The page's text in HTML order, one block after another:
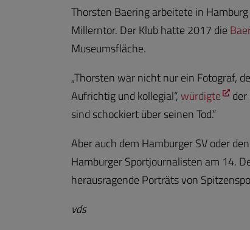
Thorsten Baering arbeitete in
Millerntor. Der Klub hatte 2017 die
Museumsfläche.
„Thorsten war nicht nur ein Fotograf,
Aufrichtig und kollegial“,würdigte
sind schockiert über seinen Tod.“
Aber auch dem Hamburger SV oder
Hamburger Sportjournalisten am 14.
herausragende Porträts von
vds